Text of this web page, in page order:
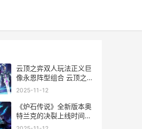
云顶之弈双人玩法正义巨
像永恩阵型组合 云顶之弈
能双排吗
2025-11-12
《炉石传说》全新版本奥
特兰克的决裂上线时间介
绍 炉石传说全额返尘怎么